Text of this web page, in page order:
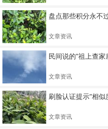
盘点那些积分永不
文章资讯
民间说的"祖上查家
文章资讯
刷脸认证提示"相似
文章资讯